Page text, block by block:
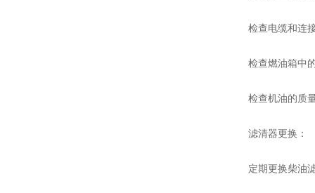
检查电缆和连接
检查燃油箱中的
检查机油的质量
滤清器更换：
定期更换柴油滤